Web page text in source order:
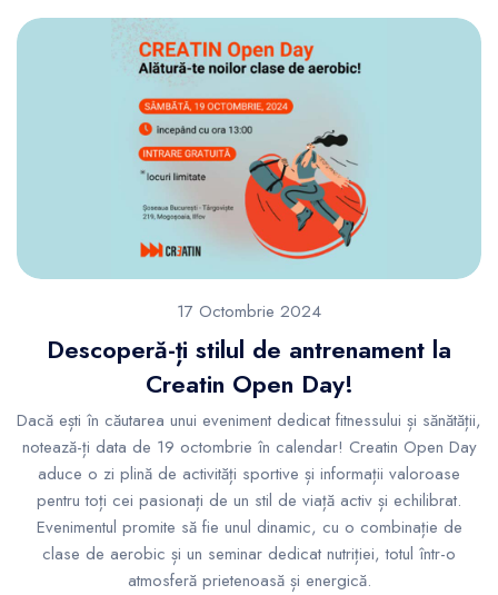
17 Octombrie 2024
Descoperă-ți stilul de antrenament la
Creatin Open Day!
Dacă ești în căutarea unui eveniment dedicat fitnessului și sănătății,
notează-ți data de 19 octombrie în calendar! Creatin Open Day
aduce o zi plină de activități sportive și informații valoroase
pentru toți cei pasionați de un stil de viață activ și echilibrat.
Evenimentul promite să fie unul dinamic, cu o combinație de
clase de aerobic și un seminar dedicat nutriției, totul într-o
atmosferă prietenoasă și energică.